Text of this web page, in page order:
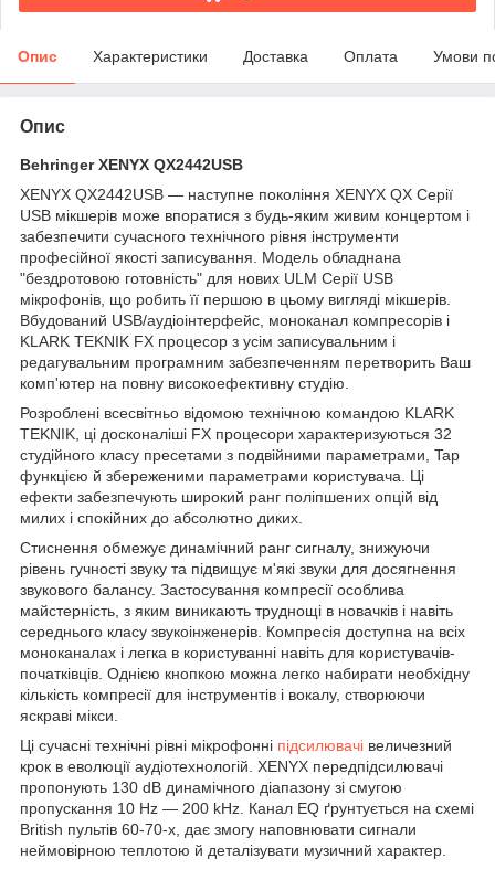
Опис Характеристики Доставка Оплата Умови
Опис
Behringer XENYX QX2442USB
XENYX QX2442USB — наступне покоління XENYX QX Серії
USB мікшерів може впоратися з будь-яким живим концертом і
забезпечити сучасного технічного рівня інструменти
професійної якості записування. Модель обладнана
"бездротовою готовність" для нових ULM Серії USB
мікрофонів, що робить її першою в цьому вигляді мікшерів.
Вбудований USB/аудіоінтерфейс, моноканал компресорів і
KLARK TEKNIK FX процесор з усім записувальним і
редагувальним програмним забезпеченням перетворить Ваш
комп'ютер на повну високоефективну студію.
Розроблені всесвітньо відомою технічною командою KLARK
TEKNIK, ці досконаліші FX процесори характеризуються 32
студійного класу пресетами з подвійними параметрами, Tap
функцією й збереженими параметрами користувача. Ці
ефекти забезпечують широкий ранг поліпшених опцій від
милих і спокійних до абсолютно диких.
Стиснення обмежує динамічний ранг сигналу, знижуючи
рівень гучності звуку та підвищує м'які звуки для досягнення
звукового балансу. Застосування компресії особлива
майстерність, з яким виникають труднощі в новачків і навіть
середнього класу звукоінженерів. Компресія доступна на всіх
моноканалах і легка в користуванні навіть для користувачів-
початківців. Однією кнопкою можна легко набирати необхідну
кількість компресії для інструментів і вокалу, створюючи
яскраві мікси.
Ці сучасні технічні рівні мікрофонні підсилювачі величезний
крок в еволюції аудіотехнологій. XENYX передпідсилювачі
пропонують 130 dB динамічного діапазону зі смугою
пропускання 10 Hz — 200 kHz. Канал EQ ґрунтується на схемі
British пультів 60-70-х, дає змогу наповнювати сигнали
неймовірною теплотою й деталізувати музичний характер.